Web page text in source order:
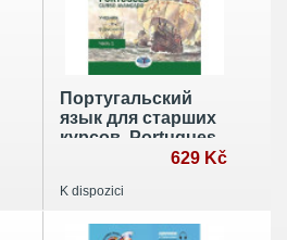
Португальский
язык для старших
курсов. Portugues.
Curso avancado.
частях. Уровни В2-
629 Kč
K dispozici